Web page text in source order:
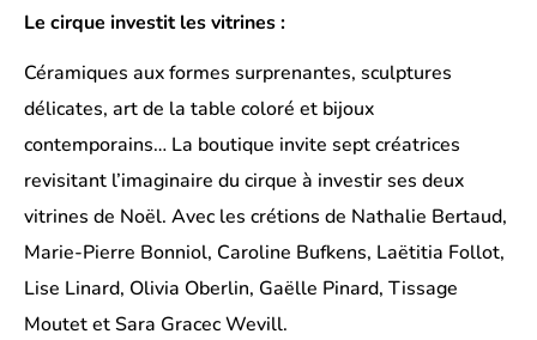
Le cirque investit les vitrines :
Céramiques aux formes surprenantes, sculptures
délicates, art de la table coloré et bijoux
contemporains… La boutique invite sept créatrices
revisitant l’imaginaire du cirque à investir ses deux
vitrines de Noël. Avec les crétions de Nathalie Bertaud,
Marie-Pierre Bonniol, Caroline Bufkens, Laëtitia Follot,
Lise Linard, Olivia Oberlin, Gaëlle Pinard, Tissage
Moutet et Sara Gracec Wevill.